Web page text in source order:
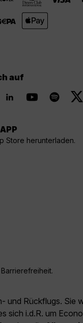
auf
Store herunterladen.
und Rückflugs.
sich i.d.R. um